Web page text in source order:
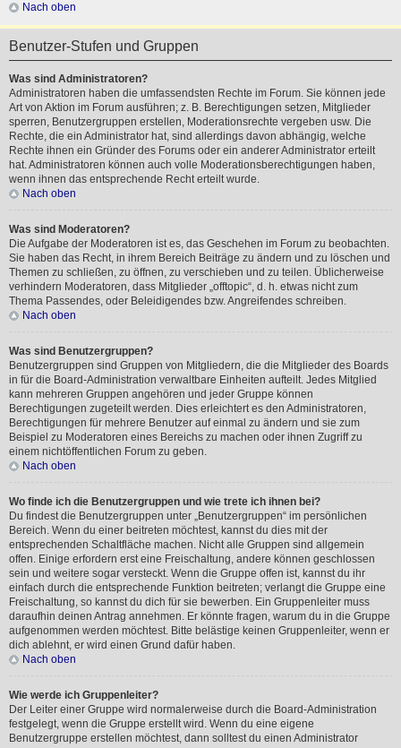
Nach oben
Benutzer-Stufen und Gruppen
Was sind Administratoren?
Administratoren haben die umfassendsten Rechte im Forum. Sie können jede
Art von Aktion im Forum ausführen; z. B. Berechtigungen setzen, Mitglieder
sperren, Benutzergruppen erstellen, Moderationsrechte vergeben usw. Die
Rechte, die ein Administrator hat, sind allerdings davon abhängig, welche
Rechte ihnen ein Gründer des Forums oder ein anderer Administrator erteilt
hat. Administratoren können auch volle Moderationsberechtigungen haben,
wenn ihnen das entsprechende Recht erteilt wurde.
Nach oben
Was sind Moderatoren?
Die Aufgabe der Moderatoren ist es, das Geschehen im Forum zu beobachten.
Sie haben das Recht, in ihrem Bereich Beiträge zu ändern und zu löschen und
Themen zu schließen, zu öffnen, zu verschieben und zu teilen. Üblicherweise
verhindern Moderatoren, dass Mitglieder „offtopic“, d. h. etwas nicht zum
Thema Passendes, oder Beleidigendes bzw. Angreifendes schreiben.
Nach oben
Was sind Benutzergruppen?
Benutzergruppen sind Gruppen von Mitgliedern, die die Mitglieder des Boards
in für die Board-Administration verwaltbare Einheiten aufteilt. Jedes Mitglied
kann mehreren Gruppen angehören und jeder Gruppe können
Berechtigungen zugeteilt werden. Dies erleichtert es den Administratoren,
Berechtigungen für mehrere Benutzer auf einmal zu ändern und sie zum
Beispiel zu Moderatoren eines Bereichs zu machen oder ihnen Zugriff zu
einem nichtöffentlichen Forum zu geben.
Nach oben
Wo finde ich die Benutzergruppen und wie trete ich ihnen bei?
Du findest die Benutzergruppen unter „Benutzergruppen“ im persönlichen
Bereich. Wenn du einer beitreten möchtest, kannst du dies mit der
entsprechenden Schaltfläche machen. Nicht alle Gruppen sind allgemein
offen. Einige erfordern erst eine Freischaltung, andere können geschlossen
sein und weitere sogar versteckt. Wenn die Gruppe offen ist, kannst du ihr
einfach durch die entsprechende Funktion beitreten; verlangt die Gruppe eine
Freischaltung, so kannst du dich für sie bewerben. Ein Gruppenleiter muss
daraufhin deinen Antrag annehmen. Er könnte fragen, warum du in die Gruppe
aufgenommen werden möchtest. Bitte belästige keinen Gruppenleiter, wenn er
dich ablehnt, er wird einen Grund dafür haben.
Nach oben
Wie werde ich Gruppenleiter?
Der Leiter einer Gruppe wird normalerweise durch die Board-Administration
festgelegt, wenn die Gruppe erstellt wird. Wenn du eine eigene
Benutzergruppe erstellen möchtest, dann solltest du einen Administrator